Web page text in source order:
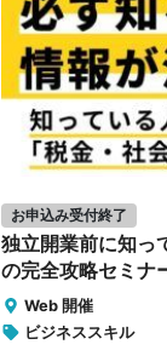
お申込み受付終了
独立開業前に知っ
の完全攻略セミナ
Web 開催
ビジネススキル